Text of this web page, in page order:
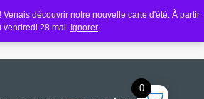
Venais découvrir notre nouvelle carte d'été. À partir
vendredi 28 mai. Ignorer
0